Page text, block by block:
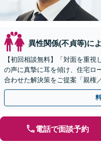
異性関係(不貞等)に
【初回相談無料】「対面を重
の声に真摯に耳を傾け、住宅ロ
合わせた解決策をご提案「親権
重要な問題に真摯に向き合いま
電話で面談予約